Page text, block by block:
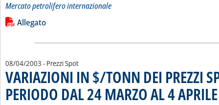
Mercato petrolifero internazionale
Leggi tutta la notizia: 'VARIAZIONI IN $/TONN DEI PREZZI
Lista allegati PDF alla notizia
Allegato
08/04/2003 - Prezzi Spot
VARIAZIONI IN $/TONN DEI PREZZI
PERIODO DAL 24 MARZO AL 4 APRILE